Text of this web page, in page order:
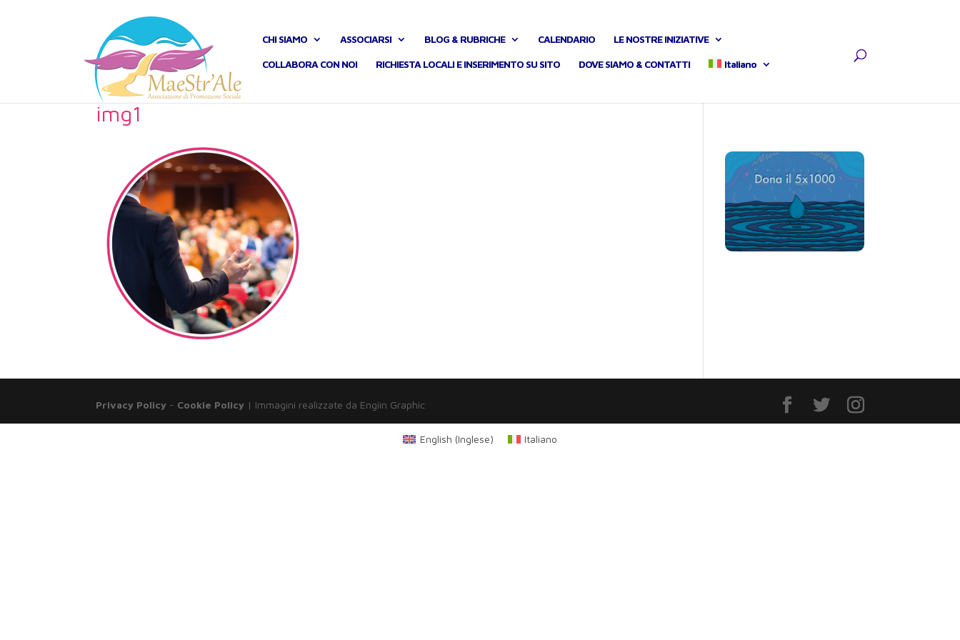
CHI SIAMO ASSOCIARSI BLOG & RUBRICHE CALENDARIO LE NOSTRE INIZIATIVE
COLLABORA CON NOI RICHIESTA LOCALI E INSERIMENTO SU SITO DOVE SIAMO & CONTATTI Italiano
img1
Privacy Policy - Cookie Policy | Immagini realizzate da Engiin Graphic
English (Inglese) Italiano